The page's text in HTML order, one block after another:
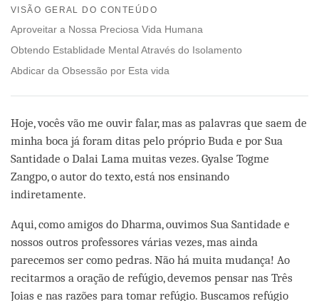
on
facebook
VISÃO GERAL DO CONTEÚDO
Aproveitar a Nossa Preciosa Vida Humana
Obtendo Establidade Mental Através do Isolamento
Abdicar da Obsessão por Esta vida
Hoje, vocês vão me ouvir falar, mas as palavras que saem de
minha boca já foram ditas pelo próprio Buda e por Sua
Santidade o Dalai Lama muitas vezes. Gyalse Togme
Zangpo, o autor do texto, está nos ensinando
indiretamente.
Aqui, como amigos do Dharma, ouvimos Sua Santidade e
nossos outros professores várias vezes, mas ainda
parecemos ser como pedras. Não há muita mudança! Ao
recitarmos a oração de refúgio, devemos pensar nas Três
Joias e nas razões para tomar refúgio. Buscamos refúgio